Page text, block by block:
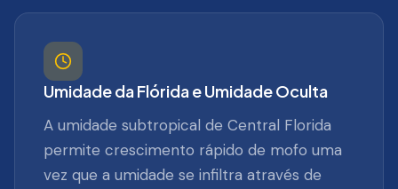
Umidade da Flórida e Umidade Oculta
A umidade subtropical de Central Florida
permite crescimento rápido de mofo uma
vez que a umidade se infiltra através de